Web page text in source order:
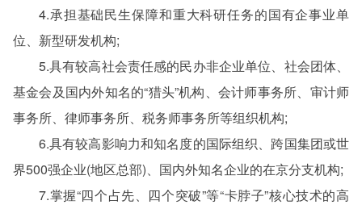
4.承担基础民生保障和重大科研任务的国有企事业单
位、新型研发机构;
5.具有较高社会责任感的民办非企业单位、社会团体、
基金会及国内外知名的“猎头”机构、会计师事务所、审计师
事务所、律师事务所、税务师事务所等组织机构;
6.具有较高影响力和知名度的国际组织、跨国集团或世
界500强企业(地区总部)、国内外知名企业的在京分支机构;
7.掌握“四个占先、四个突破”等“卡脖子”核心技术的高